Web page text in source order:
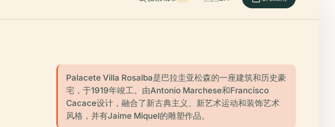
Palacete Villa Rosalba是巴拉圭亚松森的一座建筑和历史豪
宅，于1919年竣工。由Antonio Marchese和Francisco
Cacace设计，融合了新古典主义、新艺术运动和装饰艺术
风格，并有Jaime Miquel的雕塑作品。